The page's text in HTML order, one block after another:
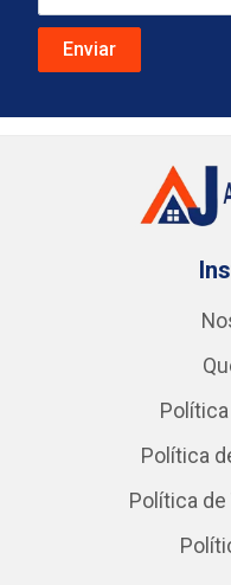
Política
Política de